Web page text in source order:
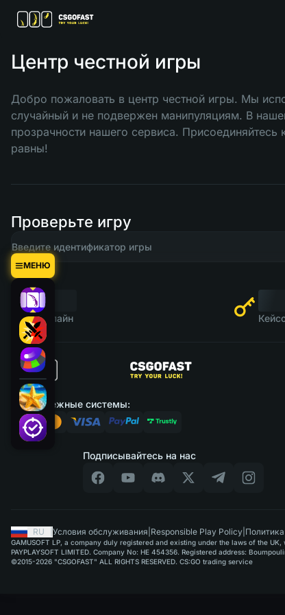
МЕНЮ
Центр честной игры
Добро пожаловать в центр честной игры. Мы
случайный и не подвержен манипуляциям. В
прозрачности нашего сервиса.
равны!
Проверьте игру
Онлайн
Подписывайтесь на нас
Платежные системы:
RU Условия обслуживания Responsible Play Policy
GAMUSOFT LP, a company duly registered and existing under the laws of the
PAYPLAYSOFT LIMITED. Company No: HE 454356. Registered address:
©2015-2026 "CSGOFAST" ALL RIGHTS RESERVED. CS:GO trading service